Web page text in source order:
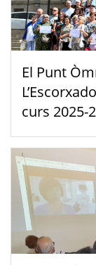
El Punt
curs 2025-